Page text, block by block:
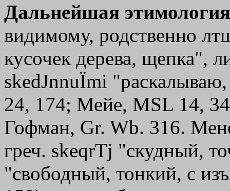
Дальнейшая
видимому, родственно
кусочек дерева, щепка",
skedЈnnuЇmi
24, 174; Мейе, МSL 14,
Гофман, Gr. Wb. 316.
греч. skeqrТj "скудный,
"свободный, тонкий, с